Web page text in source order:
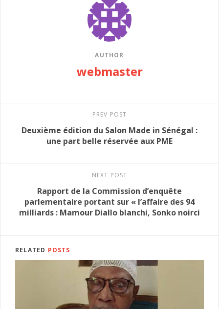
AUTHOR
webmaster
PREV POST
Deuxième édition du Salon Made in Sénégal :
une part belle réservée aux PME
NEXT POST
Rapport de la Commission d’enquête
parlementaire portant sur « l’affaire des 94
milliards : Mamour Diallo blanchi, Sonko noirci
RELATED POSTS